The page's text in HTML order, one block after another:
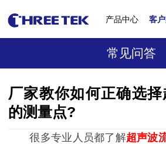
产品中心 客
常见问答
厂家教你如何正确选
的测量点?
很多专业人员都了解超声波